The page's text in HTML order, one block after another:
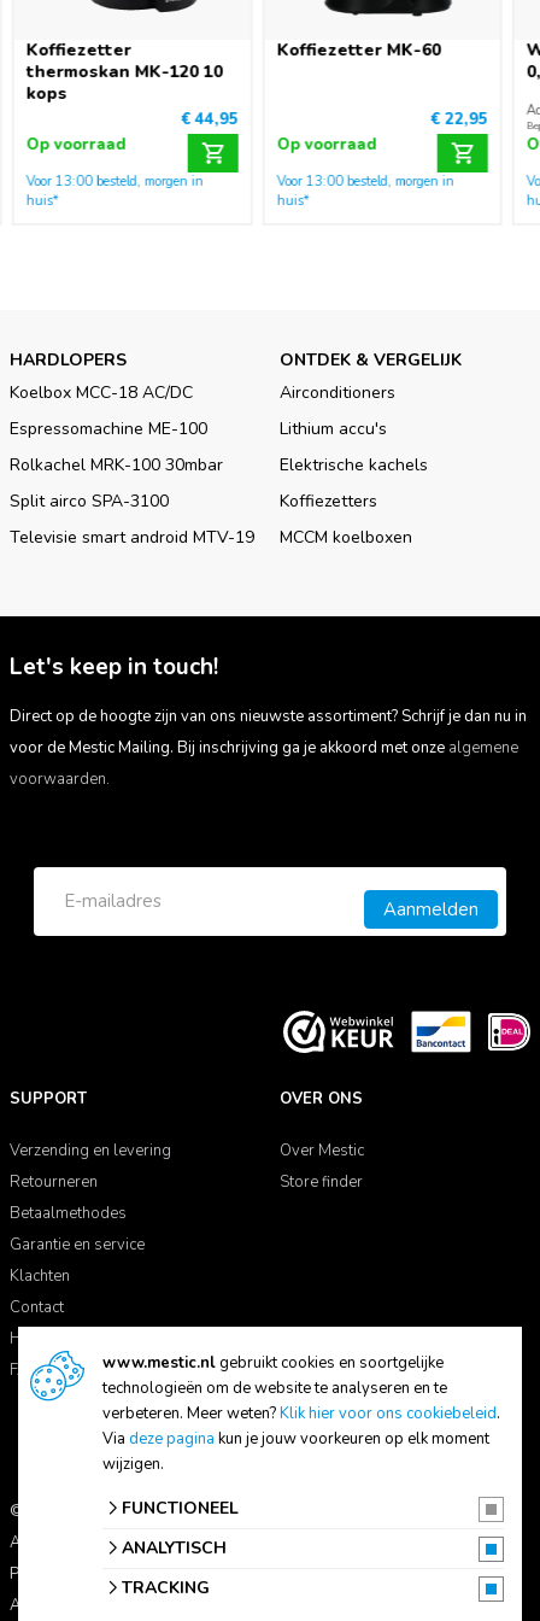
Koffiezetter
thermoskan MK-120 10
kops
€ 44,95
Op voorraad
Voor 13:00 besteld, morgen in
huis*
Koffiezetter MK-60
€ 22,95
Op voorraad
Voor 13:00 besteld, morgen in
huis*
HARDLOPERS
Koelbox MCC-18 AC/DC
Espressomachine ME-100
Rolkachel MRK-100 30mbar
Split airco SPA-3100
Televisie smart android MTV-19
ONTDEK & VERGELIJK
Airconditioners
Lithium accu's
Elektrische kachels
Koffiezetters
MCCM koelboxen
Let's keep in touch!
Direct op de hoogte zijn van ons nieuwste assortiment? Schrijf je dan nu in
voor de Mestic Mailing. Bij inschrijving ga je akkoord met onze algemene
voorwaarden.
Aanmelden
SUPPORT
Verzending en levering
Retourneren
Betaalmethodes
Garantie en service
Klachten
Contact
Handleidingen
FAQ
OVER ONS
Over Mestic
Store finder
© 2026 Mestic
Alle prijzen zijn inclusief btw.
Privacyverklaring
Algemene voorwaarden
www.mestic.nlgebruikt cookies en soortgelijke
technologieën om de website te analyseren en te
verbeteren. Meer weten?Klik hier voor ons cookiebeleid.
Via deze pagina kun je jouw voorkeuren op elk moment
wijzigen.
FUNCTIONEEL
ANALYTISCH
TRACKING